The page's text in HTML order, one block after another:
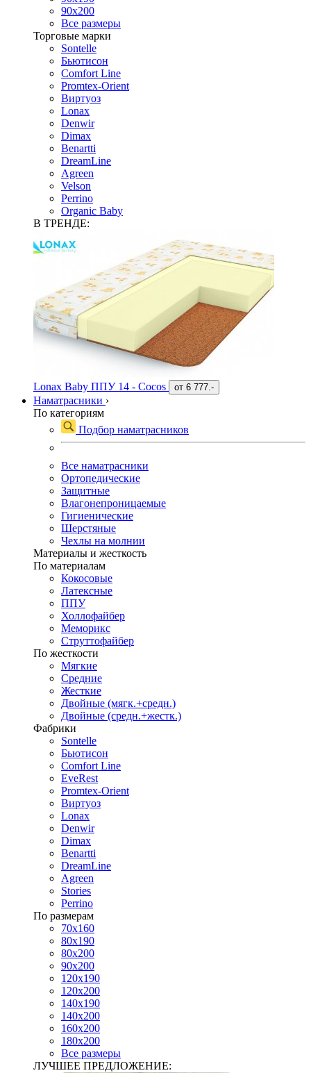
90х200
Все размеры
Торговые марки
Sontelle
Бьютисон
Comfort Line
Promtex-Orient
Виртуоз
Lonax
Denwir
Dimax
Benartti
DreamLine
Agreen
Velson
Perrino
Organic Baby
В ТРЕНДЕ:
Lonax Baby ППУ 14 - Cocos от 6 777.-
Наматрасники ›
По категориям
Подбор наматрасников
Все наматрасники
Ортопедические
Защитные
Влагонепроницаемые
Гигиенические
Шерстяные
Чехлы на молнии
Материалы и жесткость
По материалам
Кокосовые
Латексные
ППУ
Холлофайбер
Меморикс
Струттофайбер
По жесткости
Мягкие
Средние
Жесткие
Двойные (мягк.+средн.)
Двойные (средн.+жестк.)
Фабрики
Sontelle
Бьютисон
Comfort Line
EveRest
Promtex-Orient
Виртуоз
Lonax
Denwir
Dimax
Benartti
DreamLine
Agreen
Stories
Perrino
По размерам
70х160
80х190
80х200
90х200
120х190
120х200
140х190
140х200
160х200
180х200
Все размеры
ЛУЧШЕЕ ПРЕДЛОЖЕНИЕ: